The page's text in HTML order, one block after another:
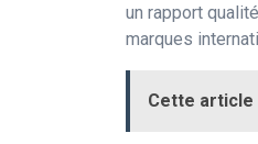
un rapport
marques
Cette